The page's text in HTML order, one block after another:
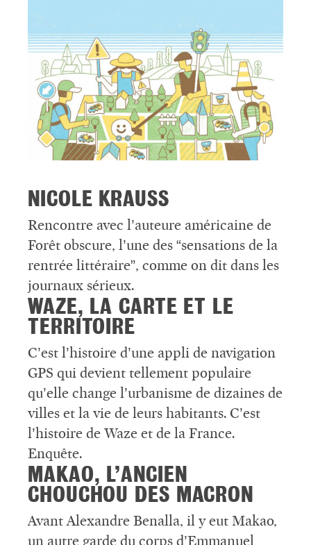
NICOLE KRAUSS
Rencontre avec l’auteure américaine de
Forêt obscure, l’une des “sensations de la
rentrée littéraire”, comme on dit dans les
journaux sérieux.
WAZE, LA CARTE ET LE
TERRITOIRE
C’est l’histoire d’une appli de navigation
GPS qui devient tellement populaire
qu’elle change l’urbanisme de dizaines de
villes et la vie de leurs habitants. C’est
l’histoire de Waze et de la France.
Enquête.
MAKAO, L’ANCIEN
CHOUCHOU DES MACRON
Avant Alexandre Benalla, il y eut Makao,
un autre garde du corps d’Emmanuel